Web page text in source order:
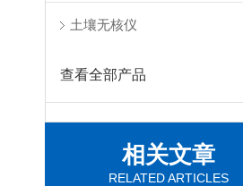
土壤无核仪
查看全部产品
相关文章
RELATED ARTICLES